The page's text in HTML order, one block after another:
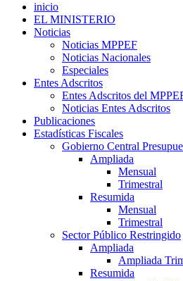
inicio
EL MINISTERIO
Noticias
Noticias MPPEF
Noticias Nacionales
Especiales
Entes Adscritos
Entes Adscritos del
Noticias Entes Adscritos
Publicaciones
Estadísticas Fiscales
Gobierno Central
Ampliada
Mensual
Trimestral
Resumida
Mensual
Trimestral
Sector Público Restringido
Ampliada
Ampliada
Resumida